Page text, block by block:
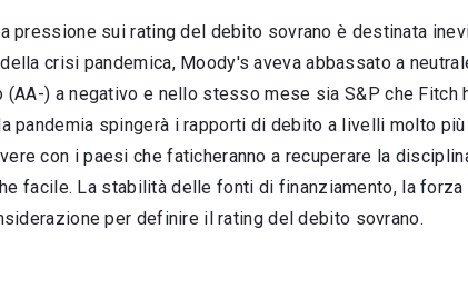
pressione sui rating del debito sovrano è destinata
crisi pandemica, Moody's aveva abbassato a
) a negativo e nello stesso mese sia S&P che
pandemia spingerà i rapporti di debito a livelli molto
con i paesi che faticheranno a recuperare la
facile. La stabilità delle fonti di finanziamento, la
per definire il rating del debito sovrano.